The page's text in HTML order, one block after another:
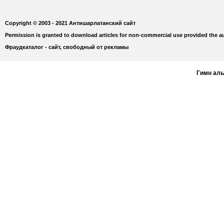
Copyright © 2003 - 2021 Антишарлатанский сайт
Permission is granted to download articles for non-commercial use provided the
Фраудкаталог - сайт, свободный от рекламы
Гимн